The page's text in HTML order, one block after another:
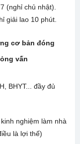
(nghỉ chủ nhật).
giải lao 10 phút.
cơ bản đóng
vấn
BHYT... đầy đủ
nghiệm làm nhà
là lợi thế)